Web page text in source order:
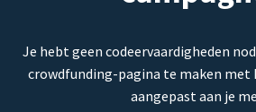
Je hebt geen codeervaardigheden
crowdfunding-pagina te maken met
aangepast aan je